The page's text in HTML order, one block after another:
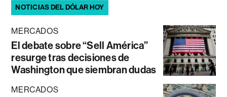
NOTICIAS DEL DÓLAR HOY
MERCADOS
El debate sobre “Sell América”
resurge tras decisiones de
Washington que siembran dudas
MERCADOS